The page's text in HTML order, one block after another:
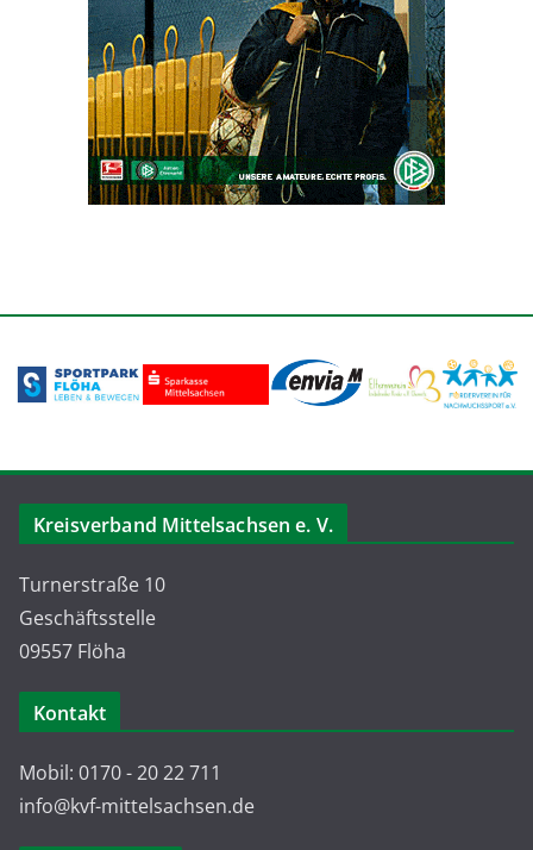
Kreisverband Mittelsachsen e. V.
Turnerstraße 10
Geschäftsstelle
09557 Flöha
Kontakt
Mobil: 0170 - 20 22 711
info@kvf-mittelsachsen.de